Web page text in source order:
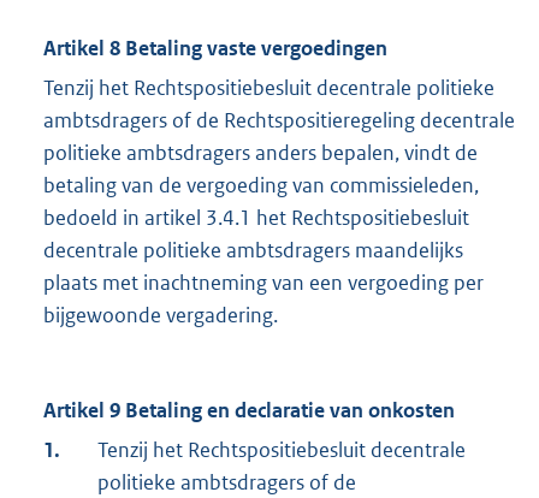
Artikel 8 Betaling vaste vergoedingen
Tenzij het Rechtspositiebesluit decentrale politieke
ambtsdragers of de Rechtspositieregeling decentrale
politieke ambtsdragers anders bepalen, vindt de
betaling van de vergoeding van commissieleden,
bedoeld in artikel 3.4.1 het Rechtspositiebesluit
decentrale politieke ambtsdragers maandelijks
plaats met inachtneming van een vergoeding per
bijgewoonde vergadering.
Artikel 9 Betaling en declaratie van onkosten
1.
Tenzij het Rechtspositiebesluit decentrale
politieke ambtsdragers of de